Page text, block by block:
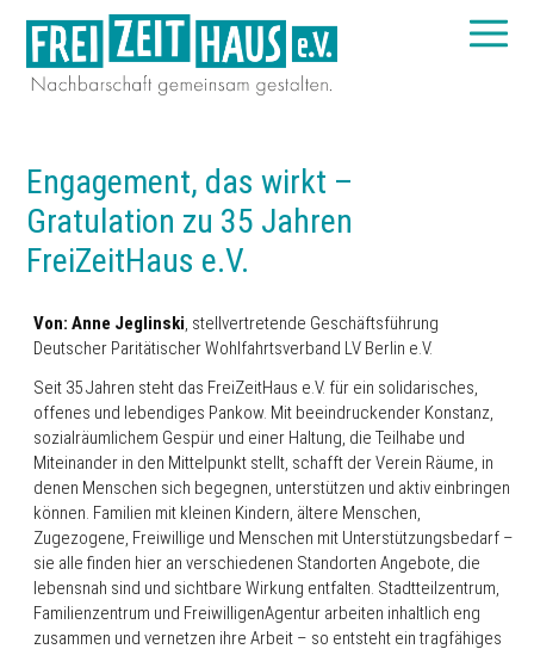
Engagement, das wirkt –
Gratulation zu 35 Jahren
FreiZeitHaus e.V.
Von: Anne Jeglinski, stellvertretende Geschäftsführung
Deutscher Paritätischer Wohlfahrtsverband LV Berlin e.V.
Seit 35 Jahren steht das FreiZeitHaus e.V. für ein solidarisches,
offenes und lebendiges Pankow. Mit beeindruckender Konstanz,
sozialräumlichem Gespür und einer Haltung, die Teilhabe und
Miteinander in den Mittelpunkt stellt, schafft der Verein Räume, in
denen Menschen sich begegnen, unterstützen und aktiv einbringen
können. Familien mit kleinen Kindern, ältere Menschen,
Zugezogene, Freiwillige und Menschen mit Unterstützungsbedarf –
sie alle finden hier an verschiedenen Standorten Angebote, die
lebensnah sind und sichtbare Wirkung entfalten. Stadtteilzentrum,
Familienzentrum und FreiwilligenAgentur arbeiten inhaltlich eng
zusammen und vernetzen ihre Arbeit – so entsteht ein tragfähiges